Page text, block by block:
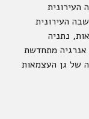
העירונית
העירונית
נתניה
אנרגיה מתחדשת
של גן העצמאות